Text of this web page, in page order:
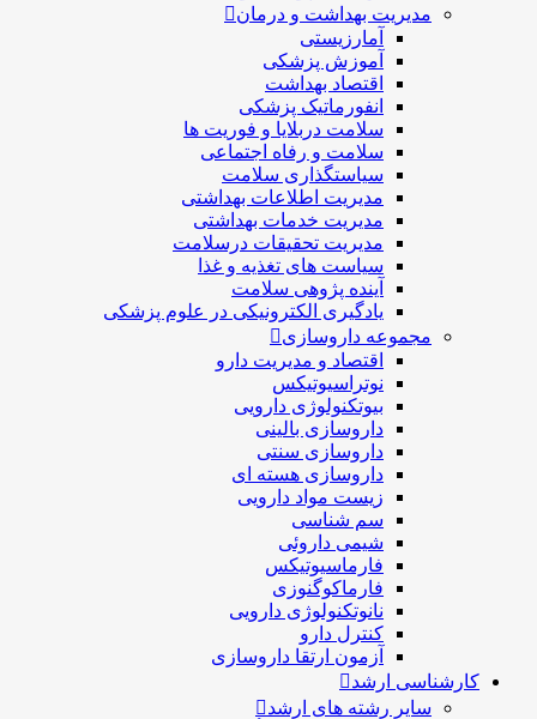
مدیریت بهداشت و درمان
آمارزیستی
آموزش پزشکی
اقتصاد بهداشت
انفورماتیک پزشکی
سلامت دربلايا و فوريت ها
سلامت و رفاه اجتماعی
سیاستگذاری سلامت
مدیریت اطلاعات بهداشتی
مدیریت خدمات بهداشتی
مدیریت تحقیقات درسلامت
سیاست های تغذیه و غذا
آینده پژوهی سلامت
یادگیری الکترونیکی در علوم پزشکی
مجموعه داروسازی
اقتصاد و مديريت دارو
نوتراسیوتیکس
بيوتكنولوژی دارویی
داروسازی بالينی
داروسازی سنتی
داروسازی هسته ای
زیست مواد دارویی
سم شناسی
شيمی داروئی
فارماسيوتيكس
فارماكوگنوزی
نانوتکنولوژی دارویی
كنترل دارو
آزمون ارتقا داروسازی
کارشناسی ارشد
سایر رشته های ارشد